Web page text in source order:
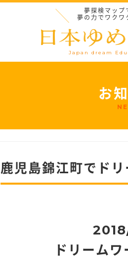
夢探検マップ
夢の力でワクワ
Japan dream
お
鹿児島錦江町でド
ドリーム